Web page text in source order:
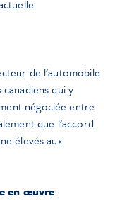
de l’automobile
qui y
négociée entre
que l’accord
élevés aux
en œuvre